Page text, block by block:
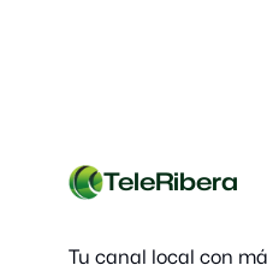
TeleRibera
Tu canal local con